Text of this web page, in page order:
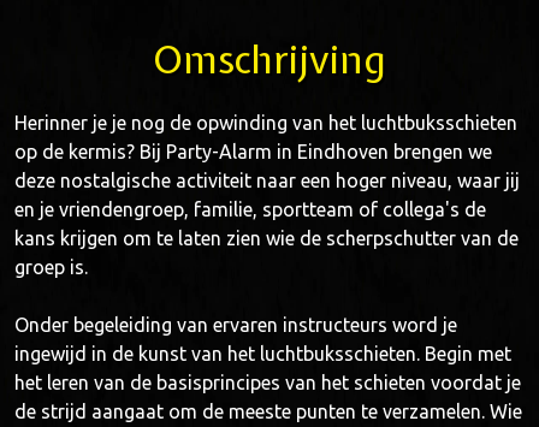
Omschrijving
Herinner je je nog de opwinding van het luchtbuksschieten
op de kermis? Bij Party-Alarm in Eindhoven brengen we
deze nostalgische activiteit naar een hoger niveau, waar jij
en je vriendengroep, familie, sportteam of collega's de
kans krijgen om te laten zien wie de scherpschutter van de
groep is.
Onder begeleiding van ervaren instructeurs word je
ingewijd in de kunst van het luchtbuksschieten. Begin met
het leren van de basisprincipes van het schieten voordat je
de strijd aangaat om de meeste punten te verzamelen. Wie